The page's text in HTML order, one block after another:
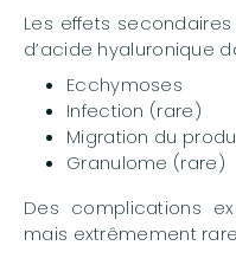
Les effets
d’acide hyaluronique
Ecchymoses
Infection (rare)
Migration du
Granulome (rare)
Des complications
mais extrêmement